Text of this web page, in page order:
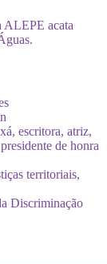
ALEPE acata
escritora, atriz,
de honra
territoriais,
Discriminação